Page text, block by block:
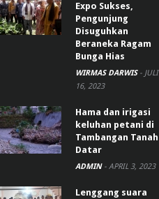
Expo Sukses,
Pengunjung
Disuguhkan
Beraneka Ragam
Bunga Hias
WIRMAS DARWIS - JULI
16, 2023
Hama dan irigasi
keluhan petani di
Tambangan Tanah
Datar
ADMIN - APRIL 3, 2023
Lenggang suara